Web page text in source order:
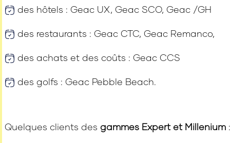
des hôtels : Geac UX, Geac SCO, Geac /GH
des restaurants : Geac CTC, Geac Remanco,
des achats et des coûts : Geac CCS
des golfs : Geac Pebble Beach.
Quelques clients des gammes Expert et Millenium: